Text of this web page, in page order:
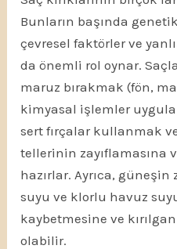
Bunların başında
çevresel faktörler ve
da önemli rol oynar.
maruz bırakmak (fön,
kimyasal işlemler
sert fırçalar kullanmak
tellerinin zayıflamasına
hazırlar. Ayrıca, güneşin
suyu ve klorlu havuz
kaybetmesine ve
olabilir.